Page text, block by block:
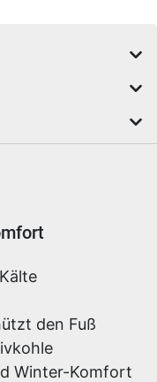
den Fuß
Winter-Komfort